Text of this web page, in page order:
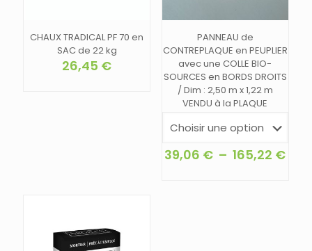
CHAUX TRADICAL PF 70 en
SAC de 22 kg
26,45 €
PANNEAU de
CONTREPLAQUE en PEUPLIER
avec une COLLE BIO-
SOURCES en BORDS DROITS
/ Dim : 2,50 m x 1,22 m
VENDU à la PLAQUE
39,06 € – 165,22 €